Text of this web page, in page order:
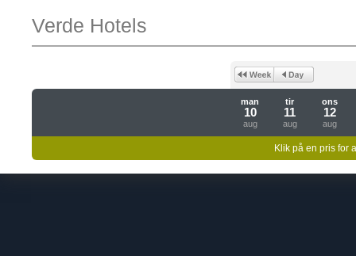
Verde Hotels
man
10
aug
tir
11
aug
ons
12
aug
Klik på en pris for